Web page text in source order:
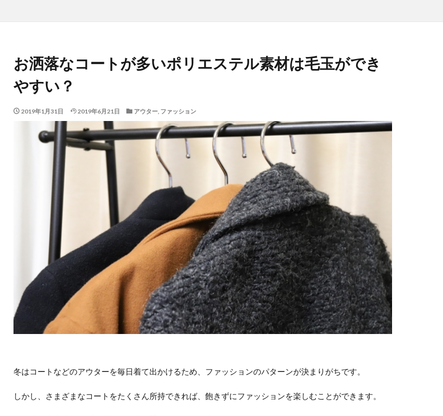
お洒落なコートが多いポリエステル素材は毛玉ができ
やすい？
2019年1月31日 2019年6月21日 アウター, ファッション
冬はコートなどのアウターを毎日着て出かけるため、ファッションのパターンが決まりがちです。
しかし、さまざまなコートをたくさん所持できれば、飽きずにファッションを楽しむことができます。